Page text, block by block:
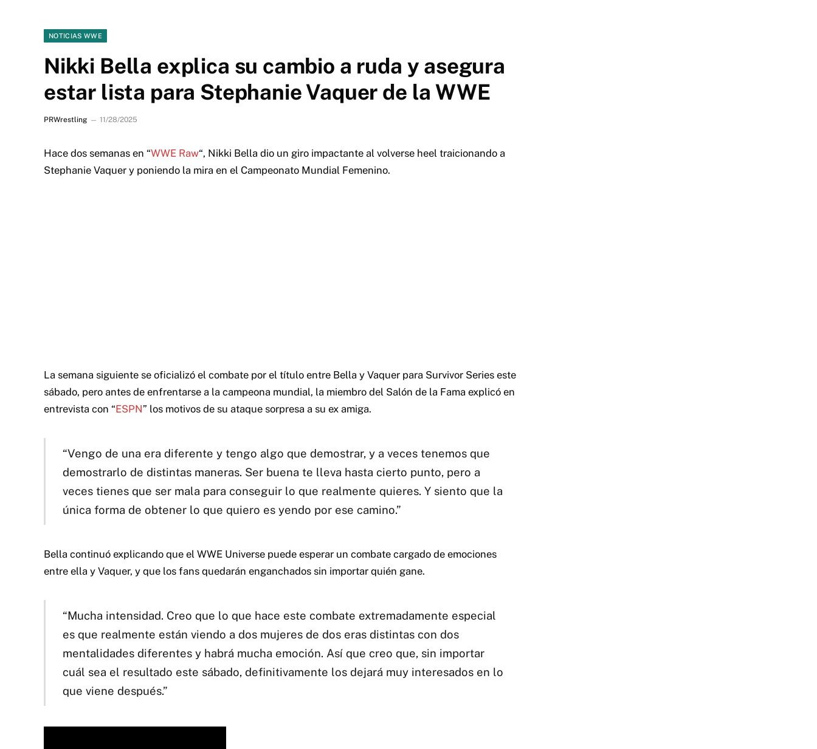
NOTICIAS WWE
Nikki Bella explica su cambio a ruda y asegura
estar lista para Stephanie Vaquer de la WWE
PRWrestling 11/28/2025
Hace dos semanas en “WWE Raw“, Nikki Bella dio un giro impactante al volverse heel traicionando a
Stephanie Vaquer y poniendo la mira en el Campeonato Mundial Femenino.
La semana siguiente se oficializó el combate por el título entre Bella y Vaquer para Survivor Series este
sábado, pero antes de enfrentarse a la campeona mundial, la miembro del Salón de la Fama explicó en
entrevista con “ESPN” los motivos de su ataque sorpresa a su ex amiga.
“Vengo de una era diferente y tengo algo que demostrar, y a veces tenemos que
demostrarlo de distintas maneras. Ser buena te lleva hasta cierto punto, pero a
veces tienes que ser mala para conseguir lo que realmente quieres. Y siento que la
única forma de obtener lo que quiero es yendo por ese camino.”
Bella continuó explicando que el WWE Universe puede esperar un combate cargado de emociones
entre ella y Vaquer, y que los fans quedarán enganchados sin importar quién gane.
“Mucha intensidad. Creo que lo que hace este combate extremadamente especial
es que realmente están viendo a dos mujeres de dos eras distintas con dos
mentalidades diferentes y habrá mucha emoción. Así que creo que, sin importar
cuál sea el resultado este sábado, definitivamente los dejará muy interesados en lo
que viene después.”